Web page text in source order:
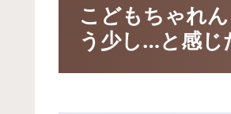
こどもちゃれ
う少し…と感じ